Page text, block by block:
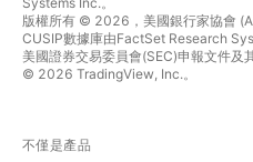
版權所有 © 2026，美國銀行家協會
CUSIP數據庫由FactSet Research
美國證券交易委員會(SEC)申報文件及
© 2026 TradingView, Inc.。
不僅是產品